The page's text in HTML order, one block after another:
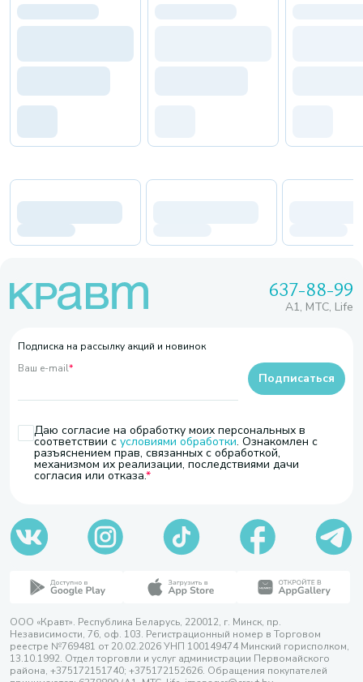
637-88-99
A1, МТС, Life
Подписка на рассылку акций и новинок
Ваш e-mail*
Даю согласие на обработку моих персональных в
соответствии с условиями обработки. Ознакомлен с
разъяснением прав, связанных с обработкой,
механизмом их реализации, последствиями дачи
согласия или отказа.
Подписаться
ООО «Кравт». Республика Беларусь, 220012, г. Минск, пр.
Независимости, 76, оф. 103. Регистрационный номер в Торговом
реестре №769481 от 20.02.2026 УНП 100149474 Минский горисполком,
13.10.1992. Отдел торговли и услуг администрации Первомайского
района, +375172151740; +375172152626. Обращения покупателей